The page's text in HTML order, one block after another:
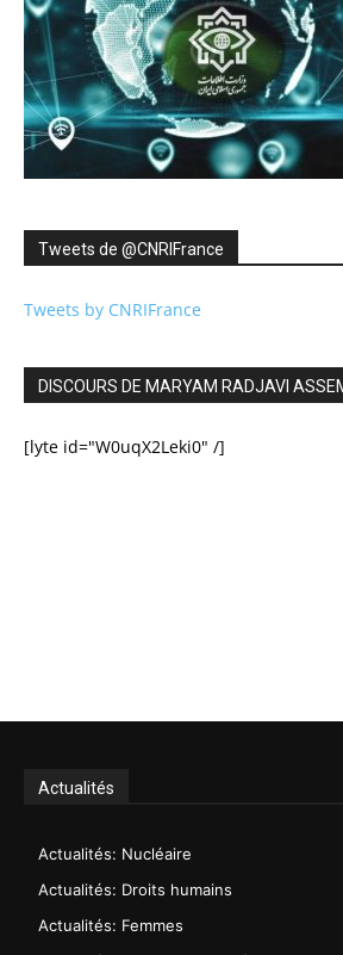
Tweets de ‎@CNRIFrance
Tweets by CNRIFrance
DISCOURS DE MARYAM RADJAVI
[lyte id="W0uqX2Leki0" /]
Actualités
Actualités: Nucléaire
Actualités: Droits humains
Actualités: Femmes